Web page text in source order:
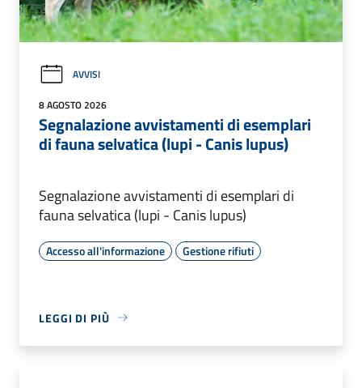
AVVISI
8 AGOSTO 2026
Segnalazione avvistamenti di esemplari
di fauna selvatica (lupi - Canis lupus)
Segnalazione avvistamenti di esemplari di
fauna selvatica (lupi - Canis lupus)
Accesso all'informazione Gestione rifiuti
LEGGI DI PIÙ